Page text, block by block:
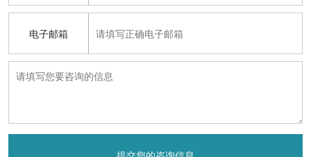
电子邮箱